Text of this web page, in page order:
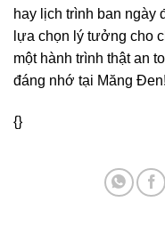
hay lịch trình ban ngày
lựa chọn lý tưởng cho
một hành trình thật an
đáng nhớ tại Măng Đen!
{}